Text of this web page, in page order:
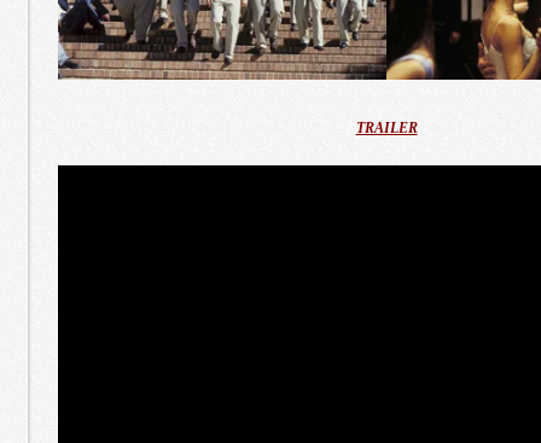
TRAILER